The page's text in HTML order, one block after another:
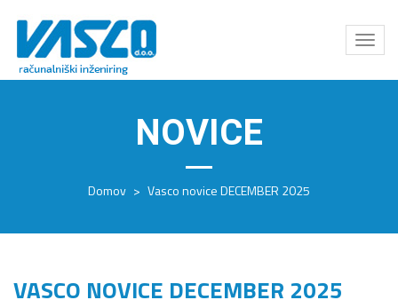
Odpri
meni
NOVICE
Domov > Vasco novice DECEMBER 2025
VASCO NOVICE DECEMBER 2025